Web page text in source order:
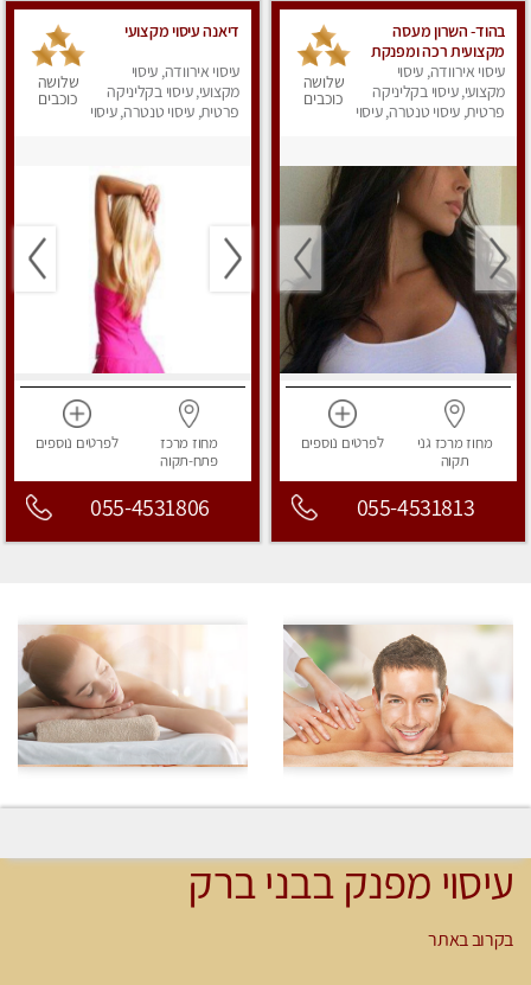
בהוד- השרון מעסה
מקצועית רכה ומפנקת
עיסוי אירוודה, עיסוי
מקצועי, עיסוי בקליניקה
פרטית, עיסוי טנטרה, עיסוי
שלושה
כוכבים
מחוז מרכז גני
תקוה
לפרטים נוספים
055-4531813
דיאנה עיסוי מקצועי
עיסוי אירוודה, עיסוי
מקצועי, עיסוי בקליניקה
פרטית, עיסוי טנטרה, עיסוי
שלושה
כוכבים
מחוז מרכז
פתח-תקוה
לפרטים נוספים
055-4531806
עיסוי מפנק בבני ברק
בקרוב באתר